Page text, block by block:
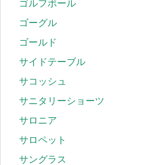
ゴルフボール
ゴーグル
ゴールド
サイドテーブル
サコッシュ
サニタリーショーツ
サロニア
サロペット
サングラス